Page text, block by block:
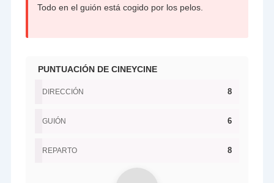
Todo en el guión está cogido por los pelos.
PUNTUACIÓN DE CINEYCINE
DIRECCIÓN 8
GUIÓN 6
REPARTO 8